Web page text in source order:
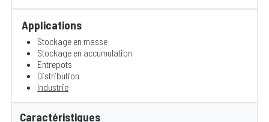
Caractéristiques
Applications
Stockage en masse
Stockage en accumulation
Entrepots
Distribution
Industrie